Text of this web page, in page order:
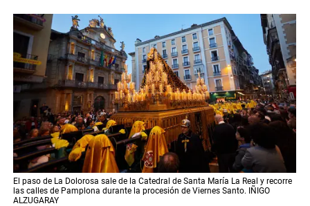
El paso de La Dolorosa sale de la Catedral de Santa María La Real y recorre
las calles de Pamplona durante la procesión de Viernes Santo. IÑIGO
ALZUGARAY